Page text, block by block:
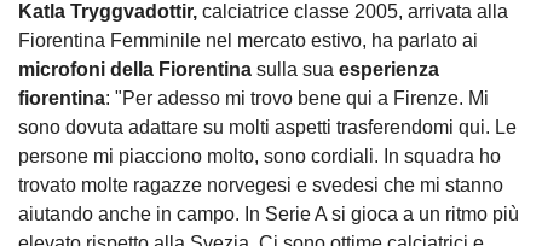
Katla Tryggvadottir, calciatrice classe 2005, arrivata alla
Fiorentina Femminile nel mercato estivo, ha parlato ai
microfoni della Fiorentina sulla sua esperienza
fiorentina: "Per adesso mi trovo bene qui a Firenze. Mi
sono dovuta adattare su molti aspetti trasferendomi qui. Le
persone mi piacciono molto, sono cordiali. In squadra ho
trovato molte ragazze norvegesi e svedesi che mi stanno
aiutando anche in campo. In Serie A si gioca a un ritmo più